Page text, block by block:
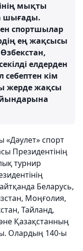
мықты
шығады.
спортшылар
ең жақсысы
елдерден
кім
жерде жақсы
«Дәулет» спорт
Президентінің
турнир
Беларусь,
Моңғолия,
Тайланд,
Қазақстанның
Олардың 140-ы